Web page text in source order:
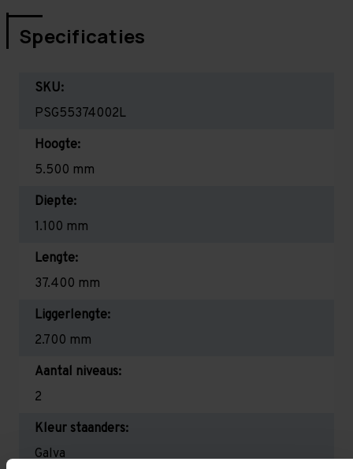
Specificaties
SKU:
PSG55374002L
Hoogte:
5.500 mm
Diepte:
1.100 mm
Lengte:
37.400 mm
Liggerlengte:
2.700 mm
Aantal niveaus:
2
Kleur staanders:
Galva